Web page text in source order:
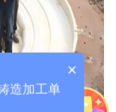
×
造加工单